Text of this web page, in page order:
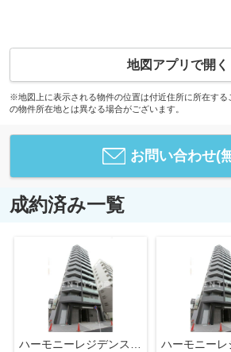
地図アプリで開く
※地図上に表示される物件の位置は付近住所に所在する
の物件所在地とは異なる場合がございます。
お問い合わせ(
成約済み一覧
ハーモニーレジデンス五反田